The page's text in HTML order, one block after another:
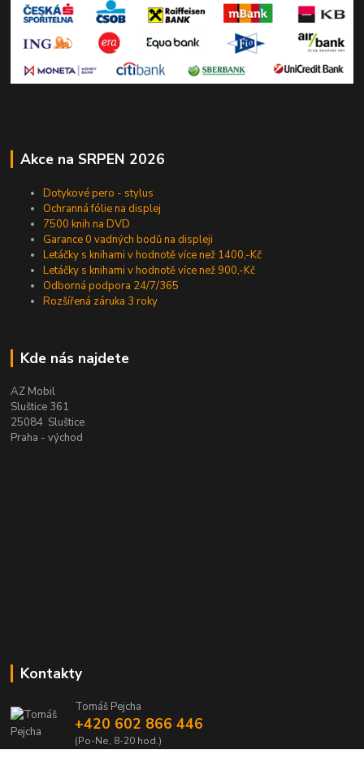
Akce na SRPEN 2026
Dotykové pero - stylus
Ochranná fólie na displej
7500 knih na DVD
Garance 0 vadných bodů na displeji
Letáčky s knihami v hodnotě více než 1400,-Kč
Letáčky s knihami v hodnotě více než 900,-Kč
Odborná podpora 24/7/365
Rozšířená záruka 3 roky
Kde nás najdete
AZ Mobil
Sluštice 361
25084 Sluštice
Praha - východ
Kontakty
Tomáš Pejcha
+420 602 866 446
(Po-Ne, 8-20 hod.)